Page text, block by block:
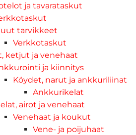
ja tavarataskut
tarvikkeet
Verkkotaskut
ketjut ja venehaat
ja kiinnitys
Köydet, narut ja ankkuriliinat
Ankkurikelat
airot ja venehaat
Venehaat ja koukut
Vene- ja poijuhaat